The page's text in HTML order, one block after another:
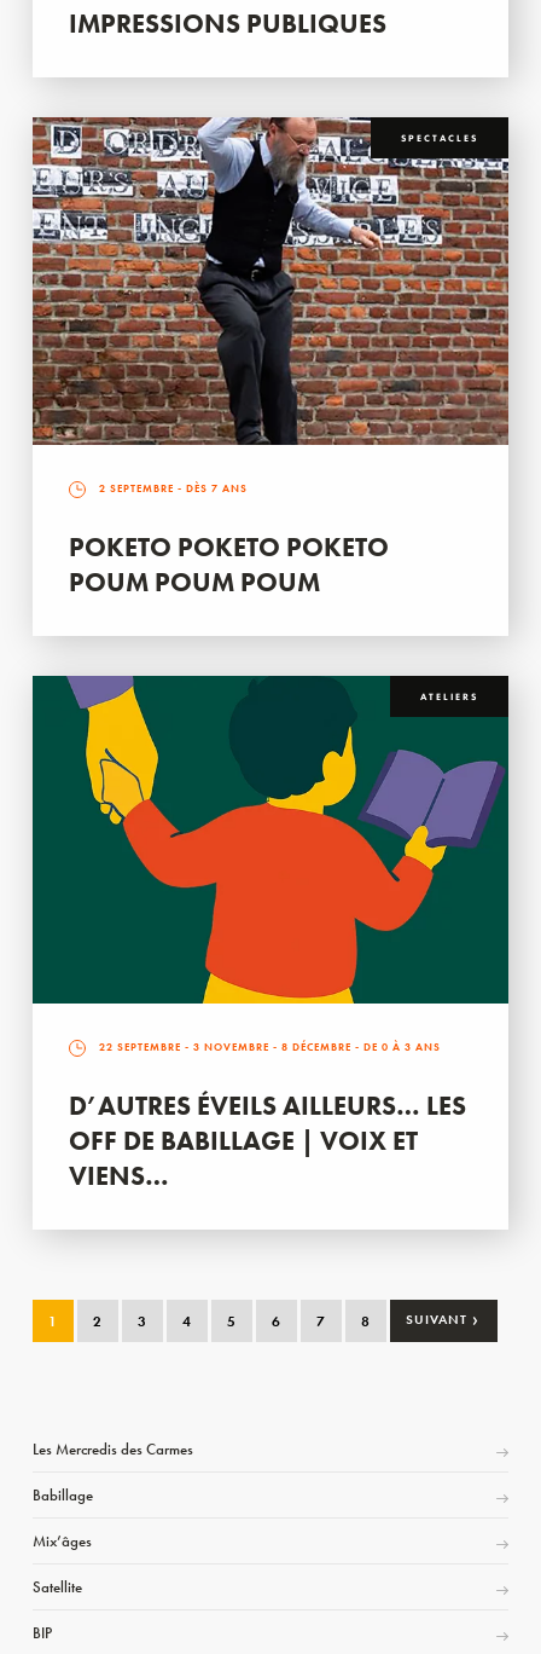
IMPRESSIONS PUBLIQUES
SPECTACLES
2 SEPTEMBRE - DÈS 7 ANS
POKETO POKETO POKETO
POUM POUM POUM
ATELIERS
22 SEPTEMBRE - 3 NOVEMBRE - 8 DÉCEMBRE - DE 0 À 3 ANS
D’AUTRES ÉVEILS AILLEURS… LES
OFF DE BABILLAGE | VOIX ET
VIENS…
1 2 3 4 5 6 7 8 SUIVANT ›
Les Mercredis des Carmes
Babillage
Mix’âges
Satellite
BIP